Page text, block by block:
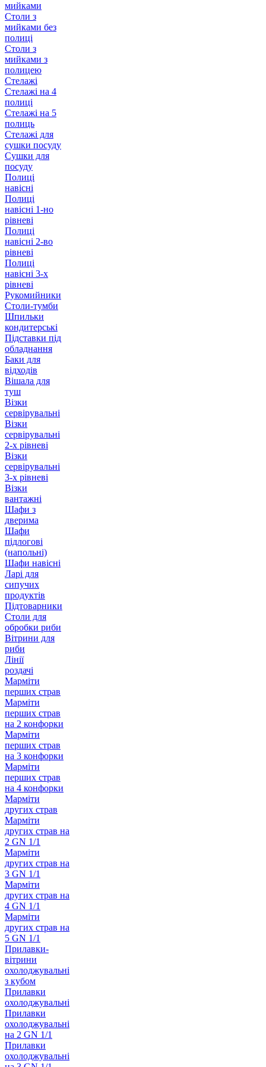
мийками
Столи з
мийками без
полиці
Столи з
мийками з
полицею
Стелажі
Стелажі на 4
полиці
Стелажі на 5
полиць
Стелажі для
сушки посуду
Сушки для
посуду
Полиці
навісні
Полиці
навісні 1-но
рівневі
Полиці
навісні 2-во
рівневі
Полиці
навісні 3-х
рівневі
Рукомийники
Столи-тумби
Шпильки
кондитерські
Підставки під
обладнання
Баки для
відходів
Вішала для
туш
Візки
сервірувальні
Візки
сервірувальні
2-х рівневі
Візки
сервірувальні
3-х рівневі
Візки
вантажні
Шафи з
дверима
Шафи
підлогові
(напольні)
Шафи навісні
Ларі для
сипучих
продуктів
Підтоварники
Столи для
обробки риби
Вітрини для
риби
Лінії
роздачі
Марміти
перших страв
Марміти
перших страв
на 2 конфорки
Марміти
перших страв
на 3 конфорки
Марміти
перших страв
на 4 конфорки
Марміти
других страв
Марміти
других страв на
2 GN 1/1
Марміти
других страв на
3 GN 1/1
Марміти
других страв на
4 GN 1/1
Марміти
других страв на
5 GN 1/1
Прилавки-
вітрини
охолоджувальні
з кубом
Прилавки
охолоджувальні
Прилавки
охолоджувальні
на 2 GN 1/1
Прилавки
охолоджувальні